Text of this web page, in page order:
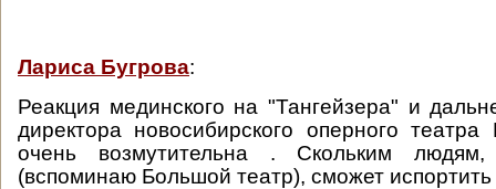
Лариса Бугрова:
Реакция мединского на "Тангейзера" и
директора новосибирского оперного
очень возмутительна . Скольким людям,
(вспоминаю Большой театр), сможет испортить